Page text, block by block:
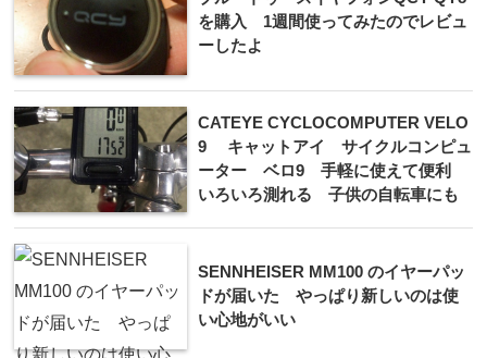
を購入 1週間使ってみたのでレビュ
ーしたよ
CATEYE CYCLOCOMPUTER VELO
9 キャットアイ サイクルコンピュ
ーター ベロ9 手軽に使えて便利
いろいろ測れる 子供の自転車にも
SENNHEISER MM100 のイヤーパッ
ドが届いた やっぱり新しいのは使
い心地がいい